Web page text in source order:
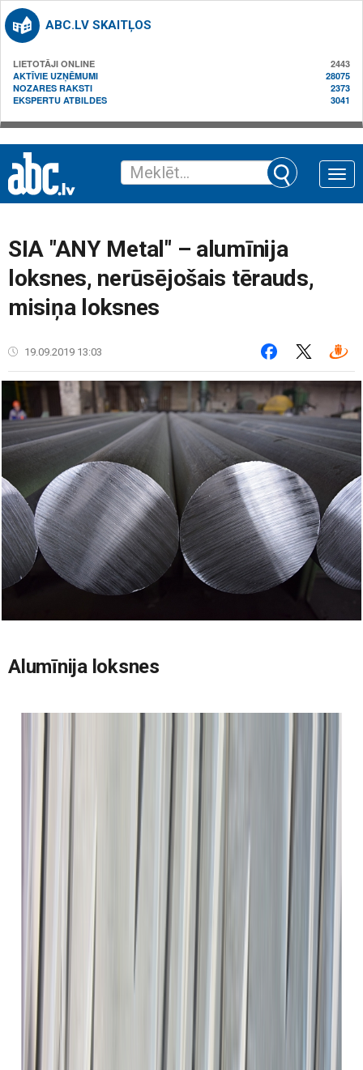
ABC.LV SKAITĻOS
LIETOTĀJI ONLINE
2443
AKTĪVIE UZŅĒMUMI
28075
NOZARES RAKSTI
2373
EKSPERTU ATBILDES
3041
Toggle
SIA "ANY Metal" – alumīnija
loksnes, nerūsējošais tērauds,
misiņa loksnes
19.09.2019 13:03
Alumīnija loksnes